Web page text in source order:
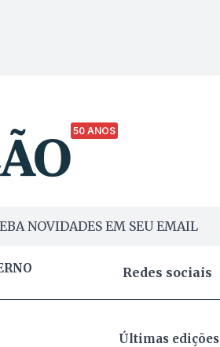
50 ANOS
NOVIDADES EM SEU EMAIL
Redes sociais
Últimas edições